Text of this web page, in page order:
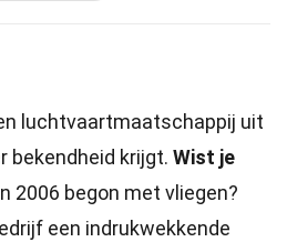
luchtvaartmaatschappij uit
bekendheid krijgt. Wist je
2006 begon met vliegen?
een indrukwekkende